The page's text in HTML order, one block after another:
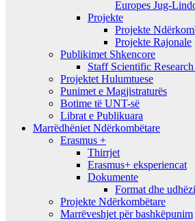
Europes Jug-
Projekte
Projekte
Projekte Rajonale
Publikimet Shkencore
Staff Scientific
Projektet Hulumtuese
Punimet e Magjistraturës
Botime të UNT-së
Librat e Publikuara
Marrëdhëniet Ndërkombëtare
Erasmus +
Thirrjet
Erasmus+ eksperiencat
Dokumente
Format dhe
Projekte Ndërkombëtare
Marrëveshjet për bashkëpunim